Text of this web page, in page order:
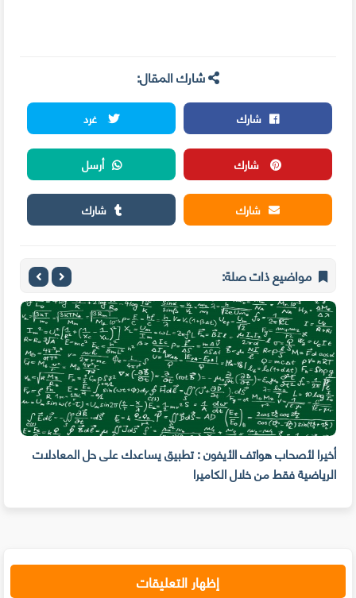
شارك المقال:
شارك
غرد
شارك
أرسل
شارك
شارك
مواضيع ذات صلة:
أخيرا لأصحاب هواتف الأيفون : تطبيق يساعدك على حل المعادلات
الرياضية فقط من خلال الكاميرا
إظهار التعليقات